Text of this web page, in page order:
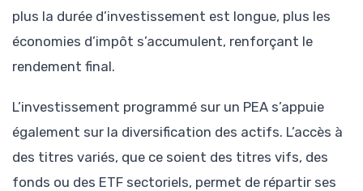
plus la durée d’investissement est longue, plus les
économies d’impôt s’accumulent, renforçant le
rendement final.
L’investissement programmé sur un PEA s’appuie
également sur la diversification des actifs. L’accès à
des titres variés, que ce soient des titres vifs, des
fonds ou des ETF sectoriels, permet de répartir ses